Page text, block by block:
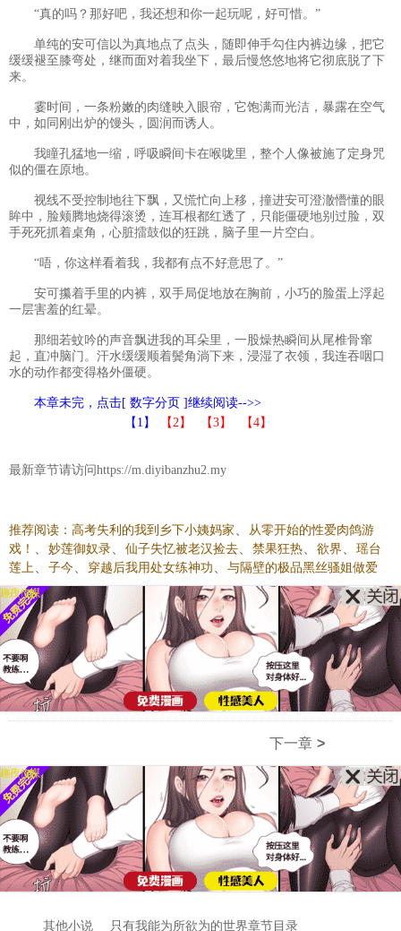
“真的吗？那好吧，我还想和你一起玩呢，好可惜。”
单纯的安可信以为真地点了点头，随即伸手勾住内裤边缘，把它
缓缓褪至膝弯处，继而面对着我坐下，最后慢悠悠地将它彻底脱了下
来。
霎时间，一条粉嫩的肉缝映入眼帘，它饱满而光洁，暴露在空气
中，如同刚出炉的馒头，圆润而诱人。
我瞳孔猛地一缩，呼吸瞬间卡在喉咙里，整个人像被施了定身咒
似的僵在原地。
视线不受控制地往下飘，又慌忙向上移，撞进安可澄澈懵懂的眼
眸中，脸颊腾地烧得滚烫，连耳根都红透了，只能僵硬地别过脸，双
手死死抓着桌角，心脏擂鼓似的狂跳，脑子里一片空白。
“唔，你这样看着我，我都有点不好意思了。”
安可攥着手里的内裤，双手局促地放在胸前，小巧的脸蛋上浮起
一层害羞的红晕。
那细若蚊吟的声音飘进我的耳朵里，一股燥热瞬间从尾椎骨窜
起，直冲脑门。汗水缓缓顺着鬓角淌下来，浸湿了衣领，我连吞咽口
水的动作都变得格外僵硬。
本章未完，点击[ 数字分页 ]继续阅读-->>
【1】
【2】 【3】 【4】
最新章节请访问https://m.diyibanzhu2.my
推荐阅读： 高考失利的我到乡下小姨妈家
从零开始的性爱肉鸽游
戏！
妙莲御奴录 仙子失忆被老汉捡去 禁果狂热 欲界
瑶台
莲上
子今 穿越后我用处女练神功 与隔壁的极品黑丝骚姐做爱
下一章 >
其他小说 只有我能为所欲为的世界章节目录